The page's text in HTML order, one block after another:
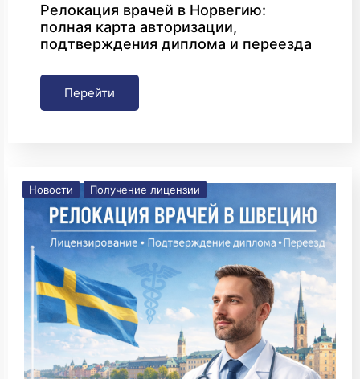
Релокация врачей в Норвегию:
полная карта авторизации,
подтверждения диплома и переезда
Перейти
Новости Получение лицензии